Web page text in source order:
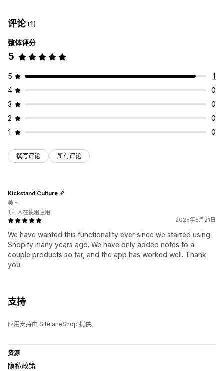
批量编辑
评论(1)
整体评分
5
5
1
4
0
3
0
2
0
1
0
撰写评论 所有评论
2025年5月21日
We have wanted this functionality ever since we started using
Shopify many years ago. We have only added notes to a
couple products so far, and the app has worked well. Thank
you.
Kickstand Culture
美国
1天 人在使用应用
支持
应用支持由 SitelaneShop 提供。
资源
隐私政策